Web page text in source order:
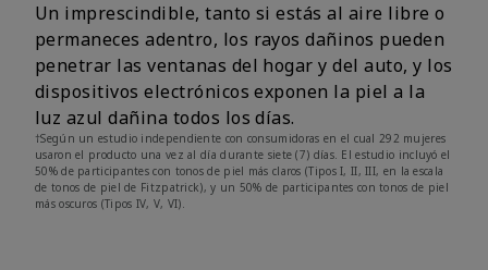
Un imprescindible, tanto si estás al aire libre o
permaneces adentro, los rayos dañinos pueden
penetrar las ventanas del hogar y del auto, y los
dispositivos electrónicos exponen la piel a la
luz azul dañina todos los días.
†Según un estudio independiente con consumidoras en el cual 292 mujeres
usaron el producto una vez al día durante siete (7) días. El estudio incluyó el
50% de participantes con tonos de piel más claros (Tipos I, II, III, en la escala
de tonos de piel de Fitzpatrick), y un 50% de participantes con tonos de piel
más oscuros (Tipos IV, V, VI).